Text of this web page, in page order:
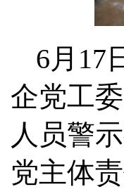
6月17
企党工
人员警
党主体